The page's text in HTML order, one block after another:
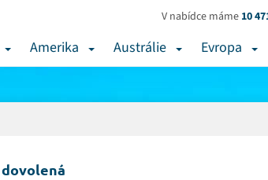
V nabídce máme 10
Amerika Austrálie Evropa